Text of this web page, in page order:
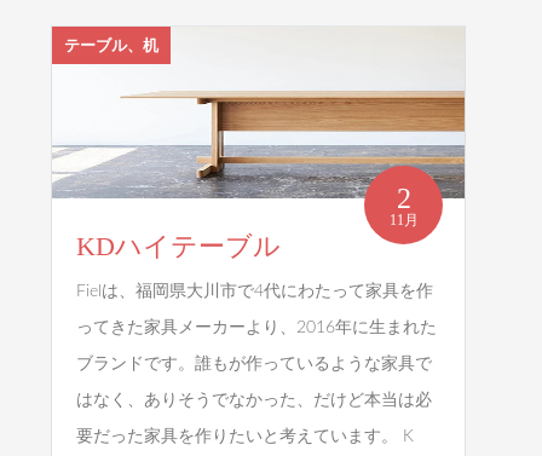
テーブル、机
2
11月
KDハイテーブル
Fielは、福岡県大川市で4代にわたって家具を作
ってきた家具メーカーより、2016年に生まれた
ブランドです。誰もが作っているような家具で
はなく、ありそうでなかった、だけど本当は必
要だった家具を作りたいと考えています。 K